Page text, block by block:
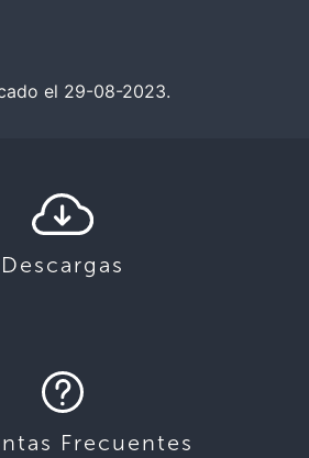
el 29-08-2023.
Descargas
Frecuentes